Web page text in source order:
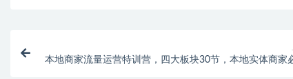
本地商家流量运营特训营，四大板块30节，本地实体商家